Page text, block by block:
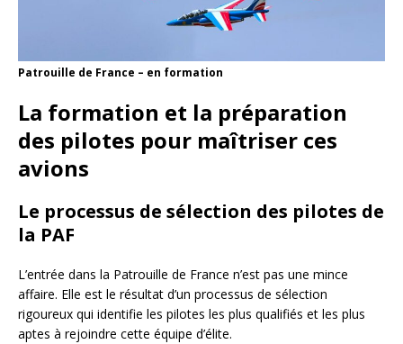
Patrouille de France – en formation
La formation et la préparation
des pilotes pour maîtriser ces
avions
Le processus de sélection des pilotes de
la PAF
L’entrée dans la Patrouille de France n’est pas une mince
affaire. Elle est le résultat d’un processus de sélection
rigoureux qui identifie les pilotes les plus qualifiés et les plus
aptes à rejoindre cette équipe d’élite.